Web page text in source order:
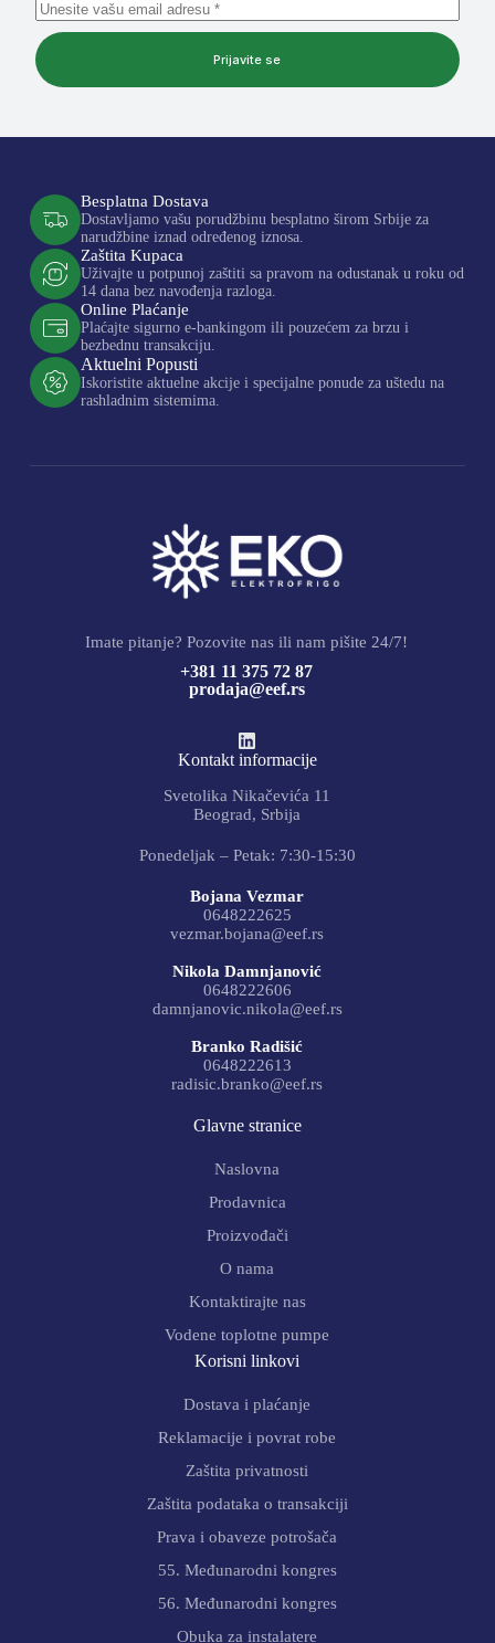
Prijavite se
Besplatna Dostava
Dostavljamo vašu porudžbinu besplatno širom Srbije za
narudžbine iznad određenog iznosa.
Zaštita Kupaca
Uživajte u potpunoj zaštiti sa pravom na odustanak u roku od
14 dana bez navođenja razloga.
Online Plaćanje
Plaćajte sigurno e-bankingom ili pouzećem za brzu i
bezbednu transakciju.
Aktuelni Popusti
Iskoristite aktuelne akcije i specijalne ponude za uštedu na
rashladnim sistemima.
Imate pitanje? Pozovite nas ili nam pišite 24/7!
+381 11 375 72 87
prodaja@eef.rs
Kontakt informacije
Svetolika Nikačevića 11
Beograd, Srbija
Ponedeljak – Petak: 7:30-15:30
Bojana Vezmar
0648222625
vezmar.bojana@eef.rs
Nikola Damnjanović
0648222606
damnjanovic.nikola@eef.rs
Branko Radišić
0648222613
radisic.branko@eef.rs
Glavne stranice
Naslovna
Prodavnica
Proizvođači
O nama
Kontaktirajte nas
Vodene toplotne pumpe
Korisni linkovi
Dostava i plaćanje
Reklamacije i povrat robe
Zaštita privatnosti
Zaštita podataka o transakciji
Prava i obaveze potrošača
55. Međunarodni kongres
56. Međunarodni kongres
Obuka za instalatere